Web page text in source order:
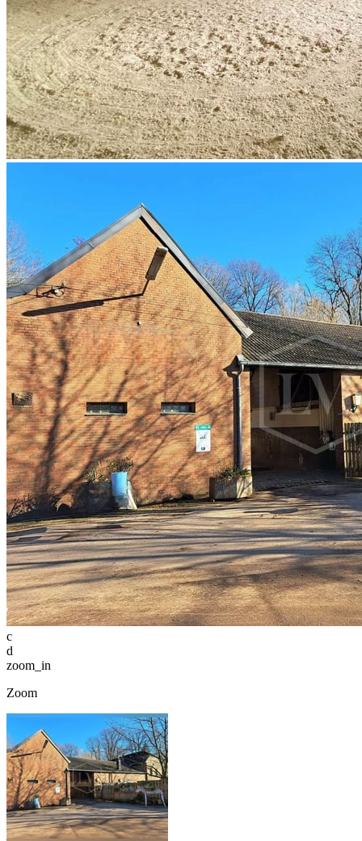
c
d
zoom_in
Zoom